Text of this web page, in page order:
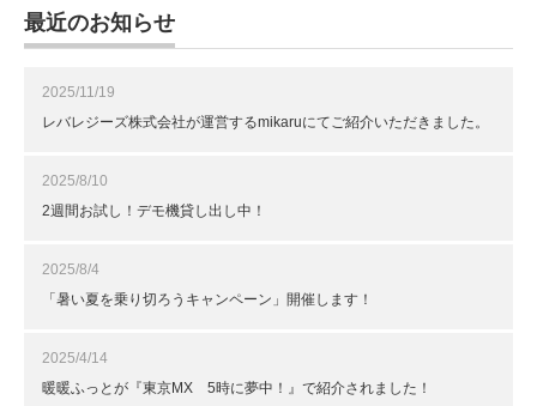
最近のお知らせ
2025/11/19
レバレジーズ株式会社が運営するmikaruにてご紹介いただきました。
2025/8/10
2週間お試し！デモ機貸し出し中！
2025/8/4
「暑い夏を乗り切ろうキャンペーン」開催します！
2025/4/14
暖暖ふっとが『東京MX 5時に夢中！』で紹介されました！